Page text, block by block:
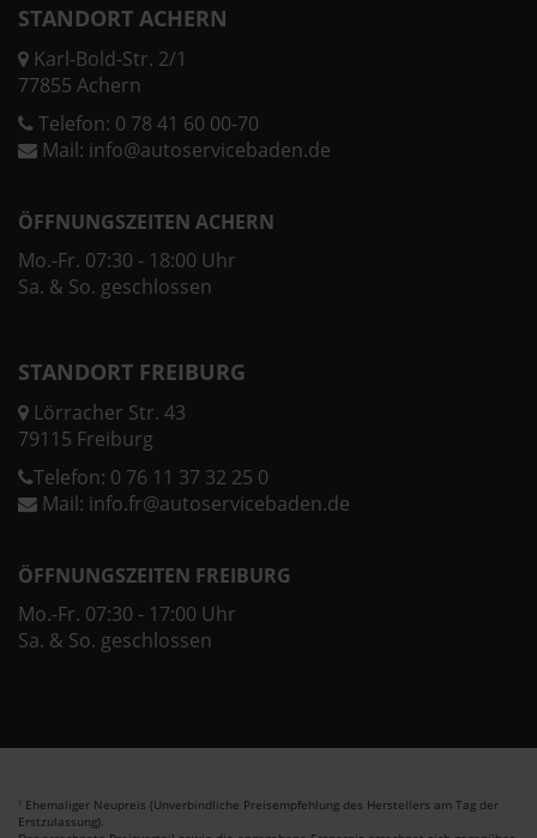
STANDORT ACHERN
Karl-Bold-Str. 2/1
77855 Achern
Telefon: 0 78 41 60 00-70
Mail: info@autoservicebaden.de
ÖFFNUNGSZEITEN ACHERN
Mo.-Fr. 07:30 - 18:00 Uhr
Sa. & So. geschlossen
STANDORT FREIBURG
Lörracher Str. 43
79115 Freiburg
Telefon: 0 76 11 37 32 25 0
Mail: info.fr@autoservicebaden.de
ÖFFNUNGSZEITEN FREIBURG
Mo.-Fr. 07:30 - 17:00 Uhr
Sa. & So. geschlossen
1 Ehemaliger Neupreis (Unverbindliche Preisempfehlung des Herstellers am Tag der
Erstzulassung).